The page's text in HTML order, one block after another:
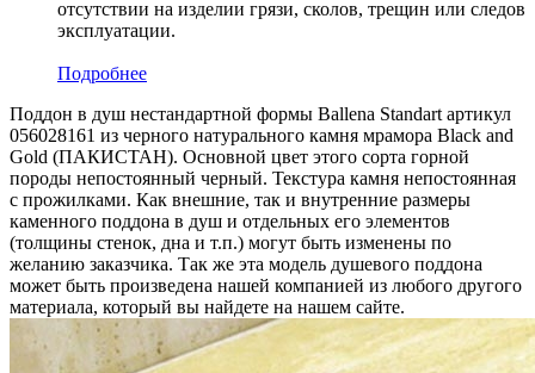
отсутствии на изделии грязи, сколов, трещин или следов
эксплуатации.
Подробнее
Поддон в душ нестандартной формы Ballena Standart артикул
056028161 из черного натурального камня мрамора Black and
Gold (ПАКИСТАН). Основной цвет этого сорта горной
породы непостоянный черный. Текстура камня непостоянная
с прожилками. Как внешние, так и внутренние размеры
каменного поддона в душ и отдельных его элементов
(толщины стенок, дна и т.п.) могут быть изменены по
желанию заказчика. Так же эта модель душевого поддона
может быть произведена нашей компанией из любого другого
материала, который вы найдете на нашем сайте.